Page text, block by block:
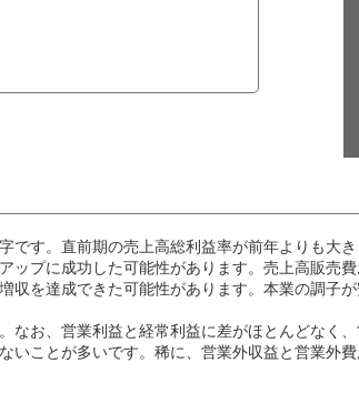
です。直前期の売上高総利益率が前年よりも大
ップに成功した可能性があります。売上高販売
収を達成できた可能性があります。本業の調子
なお、営業利益と経常利益に差がほとんどなく
いことが多いです。稀に、営業外収益と営業外